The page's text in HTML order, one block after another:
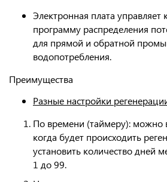
Электронная плата управляет
программу распределения
для прямой и обратной
водопотребления.
Преимущества
Разные настройки
По времени (таймеру): можно
когда будет происходить
установить количество дней
1 до 99.